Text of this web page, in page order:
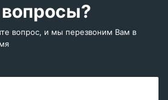
вопрос, и мы перезвоним Вам в